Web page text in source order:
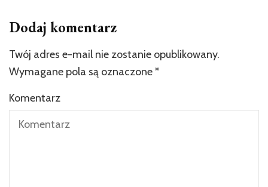
Dodaj komentarz
Twój adres e-mail nie zostanie opublikowany.
Wymagane pola są oznaczone*
Komentarz